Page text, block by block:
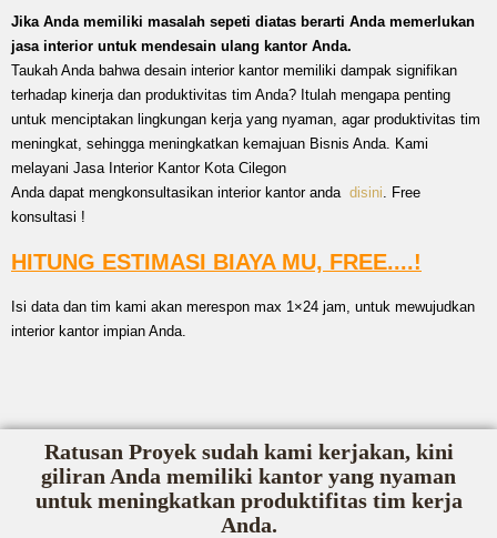
Jika Anda memiliki masalah sepeti diatas berarti Anda memerlukan
jasa interior untuk mendesain ulang kantor Anda.
Taukah Anda bahwa desain interior kantor memiliki dampak signifikan
terhadap kinerja dan produktivitas tim Anda? Itulah mengapa penting
untuk menciptakan lingkungan kerja yang nyaman, agar produktivitas tim
meningkat, sehingga meningkatkan kemajuan Bisnis Anda. Kami
melayani Jasa Interior Kantor Kota Cilegon
Anda dapat mengkonsultasikan interior kantor anda disini. Free
konsultasi !
HITUNG ESTIMASI BIAYA MU, FREE....!
Isi data dan tim kami akan merespon max 1×24 jam, untuk mewujudkan
interior kantor impian Anda.
Ratusan Proyek sudah kami kerjakan, kini
giliran Anda memiliki kantor yang nyaman
untuk meningkatkan produktifitas tim kerja
Anda.